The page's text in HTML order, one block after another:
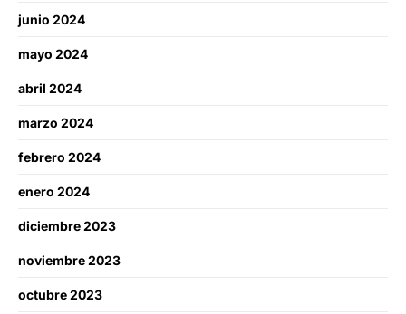
junio 2024
mayo 2024
abril 2024
marzo 2024
febrero 2024
enero 2024
diciembre 2023
noviembre 2023
octubre 2023